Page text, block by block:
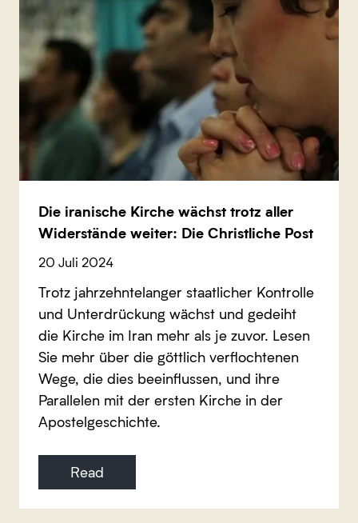
Die iranische Kirche wächst trotz aller
Widerstände weiter: Die Christliche Post
20 Juli 2024
Trotz jahrzehntelanger staatlicher Kontrolle
und Unterdrückung wächst und gedeiht
die Kirche im Iran mehr als je zuvor. Lesen
Sie mehr über die göttlich verflochtenen
Wege, die dies beeinflussen, und ihre
Parallelen mit der ersten Kirche in der
Apostelgeschichte.
Read